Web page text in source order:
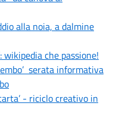
alla noia, a dalmine
wikipedia che passione!
serata informativa
- riciclo creativo in